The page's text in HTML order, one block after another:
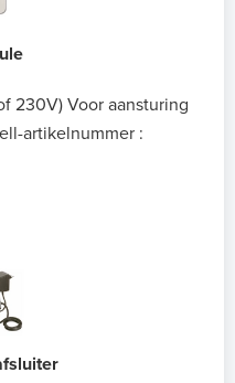
230V) Voor aansturing
artikelnummer :